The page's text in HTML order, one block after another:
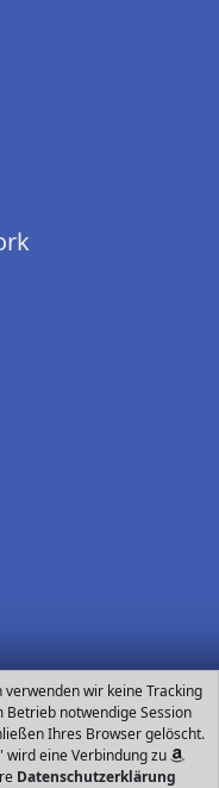
verwenden wir keine Tracking
Betrieb notwendige Session
Ihres Browser gelöscht.
eine Verbindung zu
Datenschutzerklärung